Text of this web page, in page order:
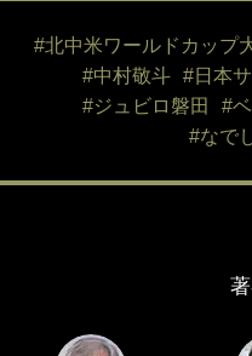
#北中米ワールドカップ
#中村敬斗
#日本
#ジュビロ磐田
#
#なで